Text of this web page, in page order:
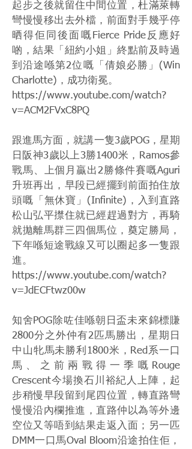
起步之後就留住中間位置，杜滿萊轉
彎慢慢移出去外檔，前面對手幾乎停
晒得佢同後面嘅Fierce Pride反應好
啲，結果「紐約小姐」終點前及時過
到沿途喺第2位嘅「倩娘必勝」(Win
Charlotte)，成功衛冕。
https://www.youtube.com/watch?
v=ACM2FVxC8PQ
跟進馬方面，就講一隻3歲POG，星期
日阪神3歲以上3勝1400米，Ramos參
戰馬、上個月贏出2勝條件賽嘅Aguri
升班再出，早段已經擺到前面拍住放
頭嘅「無休寶」(Infinite)，入到直路
松山弘平㩒住就已經趕過對方，再騎
就拋離馬群三四個馬位，奠定勝局，
下年喺短途戰線又可以圈起多一隻跟
進。
https://www.youtube.com/watch?
v=JdECFtwz00w
知舍POG除咗佳喺朝日盃未來錦標賺
2800分之外仲有2匹馬勝出，星期日
中山牝馬未勝利1800米，Red系一口
馬、之前兩戰得一季嘅Rouge
Crescent今場換石川裕紀人上陣，起
步稍慢早段留到尾四位置，轉直路彎
慢慢沿內欄推進，直路仲以為等外邊
空位又等唔到結果走返入面；另一匹
DMM一口馬Oval Bloom沿途拍住佢，